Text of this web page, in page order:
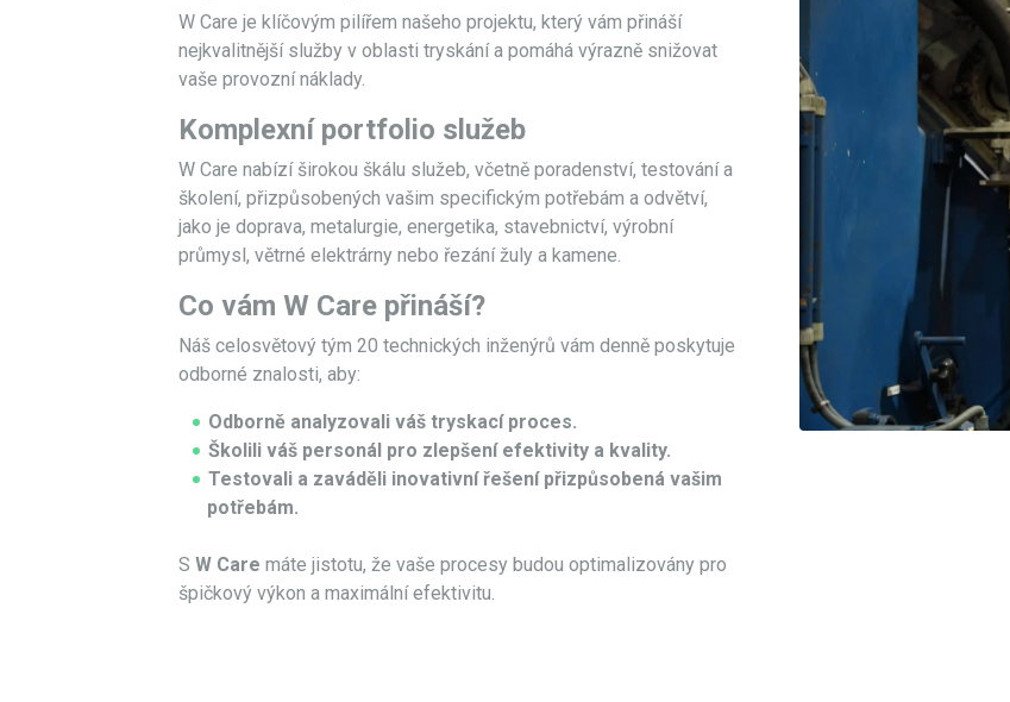
W Care je klíčovým pilířem našeho projektu, který vám přináší
nejkvalitnější služby v oblasti tryskání a pomáhá výrazně snižovat
vaše provozní náklady.
Komplexní portfolio služeb
W Care nabízí širokou škálu služeb, včetně poradenství, testování a
školení, přizpůsobených vašim specifickým potřebám a odvětví,
jako je doprava, metalurgie, energetika, stavebnictví, výrobní
průmysl, větrné elektrárny nebo řezání žuly a kamene.
Co vám W Care přináší?
Náš celosvětový tým 20 technických inženýrů vám denně poskytuje
odborné znalosti, aby:
Odborně analyzovali váš tryskací proces.
Školili váš personál pro zlepšení efektivity a kvality.
Testovali a zaváděli inovativní řešení přizpůsobená vašim
potřebám.
S W Care máte jistotu, že vaše procesy budou optimalizovány pro
špičkový výkon a maximální efektivitu.